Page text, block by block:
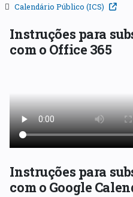
Calendário Público (ICS)
Instruções para
com o Office 365
Instruções para
com o Google